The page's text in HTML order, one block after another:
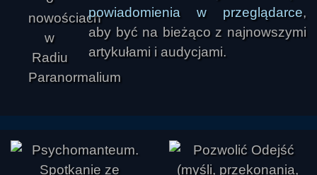
powiadomienia w przeglądarce,
aby być na bieżąco z najnowszymi
artykułami i audycjami.